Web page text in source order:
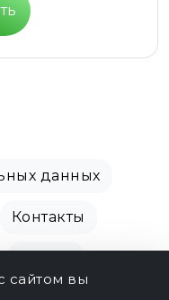
данных
Контакты
сайтом вы